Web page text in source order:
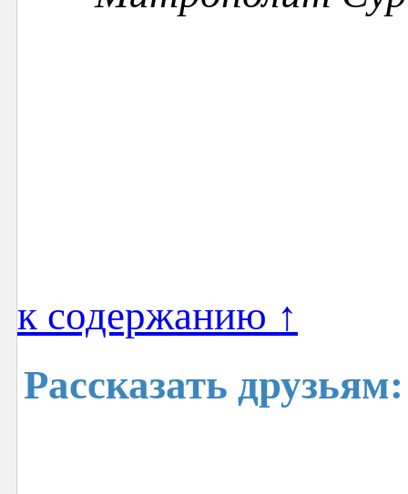
к содержанию ↑
Рассказать друзьям: